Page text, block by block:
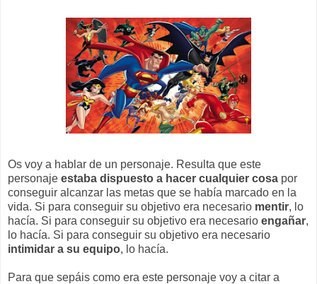
Os voy a hablar de un personaje. Resulta que este
personaje estaba dispuesto a hacer cualquier cosa por
conseguir alcanzar las metas que se había marcado en la
vida. Si para conseguir su objetivo era necesario mentir, lo
hacía. Si para conseguir su objetivo era necesario engañar,
lo hacía. Si para conseguir su objetivo era necesario
intimidar a su equipo, lo hacía.
Para que sepáis como era este personaje voy a citar a